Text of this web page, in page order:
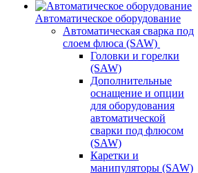
Автоматическое оборудование
Автоматическая сварка под
слоем флюса (SAW)
Головки и горелки
(SAW)
Дополнительные
оснащение и опции
для оборудования
автоматической
сварки под флюсом
(SAW)
Каретки и
манипуляторы (SAW)